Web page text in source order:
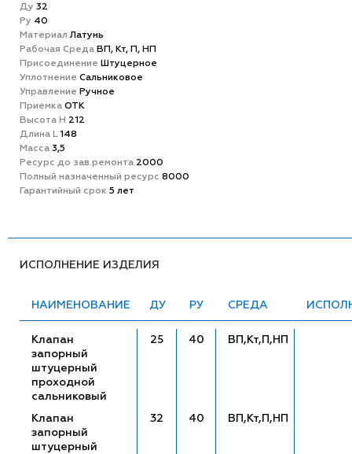
Ду 32
Ру 40
МатeриалЛатунь
Рабочая Среда ВП, Кт, П, НП
Присоединение Штуцерное
Уплотнение Сальниковое
Управление Ручное
Приемка ОТК
Высота H 212
Длина L148
Масса 3,5
Ресурс до зав.ремонта 2000
Полный назначенный ресурс 8000
Гарантийный срок 5 лет
ИСПОЛНЕНИЕ ИЗДЕЛИЯ
НАИМЕНОВАНИЕ ДУ РУ СРЕДА
Клапан
запорный
штуцерный
проходной
сальниковый
25 40 ВП,Кт,П,НП
Клапан
запорный
штуцерный
32 40 ВП,Кт,П,НП